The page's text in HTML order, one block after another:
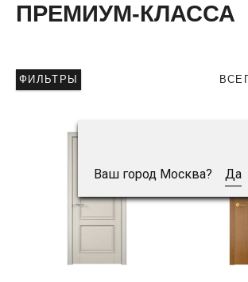
Ваш город Москва? Да
ПРЕМИУМ-КЛАССА
ФИЛЬТРЫ